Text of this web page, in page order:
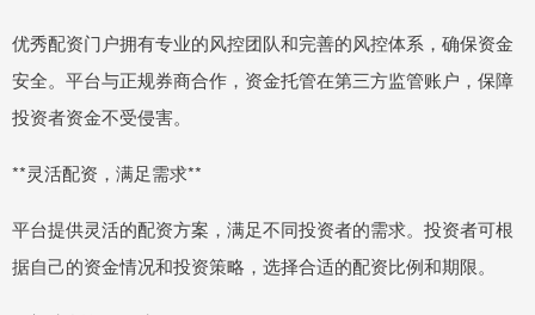
优秀配资门户拥有专业的风控团队和完善的风控体系，确保资金
安全。平台与正规券商合作，资金托管在第三方监管账户，保障
投资者资金不受侵害。
**灵活配资，满足需求**
平台提供灵活的配资方案，满足不同投资者的需求。投资者可根
据自己的资金情况和投资策略，选择合适的配资比例和期限。